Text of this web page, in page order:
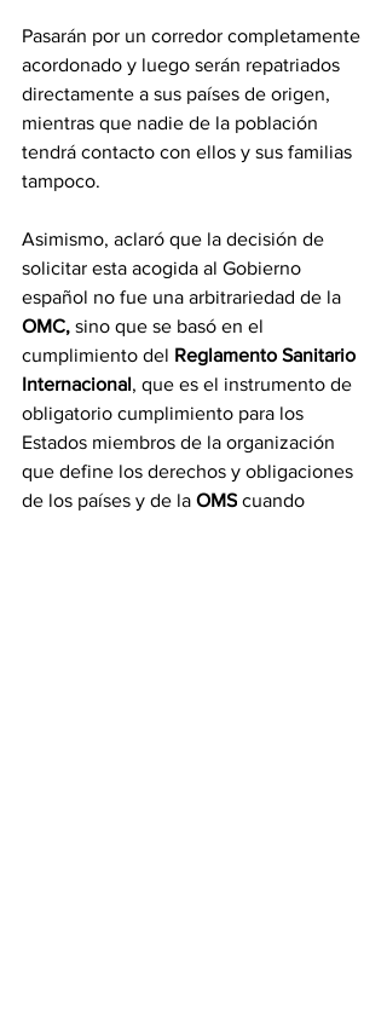
Pasarán por un corredor completamente
acordonado y luego serán repatriados
directamente a sus países de origen,
mientras que nadie de la población
tendrá contacto con ellos y sus familias
tampoco.
Asimismo, aclaró que la decisión de
solicitar esta acogida al Gobierno
español no fue una arbitrariedad de la
OMC, sino que se basó en el
cumplimiento del Reglamento Sanitario
Internacional , que es el instrumento de
obligatorio cumplimiento para los
Estados miembros de la organización
que define los derechos y obligaciones
de los países y de la OMS cuando